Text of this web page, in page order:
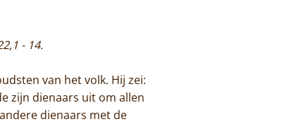
- 14.
van het volk. Hij zei:
zijn dienaars uit om allen
dienaars met de